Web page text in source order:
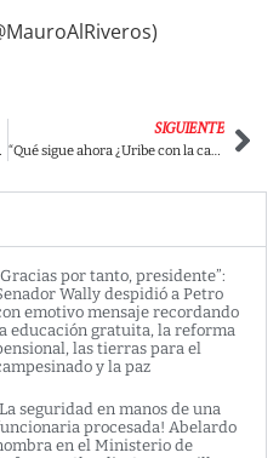
SIGUIENTE
“Qué sigue ahora ¿Uribe con la camiseta del Che?”: Matador se burló de la marcha de José Félix Lafaurie.
por tanto, presidente”:
Wally despidió a Petro
emotivo mensaje recordando
educación gratuita, la reforma
las tierras para el
y la paz
seguridad en manos de una
procesada! Abelardo
en el Ministerio de